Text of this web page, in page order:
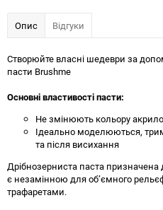
Опис Відгуки
Створюйте власні шедеври за
пасти Brushme
Основні властивості пасти:
Не змінюють кольору
Ідеально моделюються,
та після висихання
Дрібнозерниста паста призначена
є незамінною для об’ємного
трафаретами.